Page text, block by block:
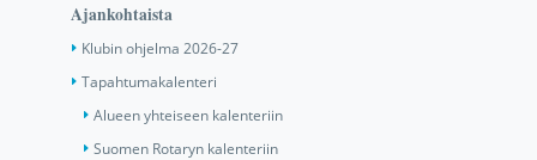
Ajankohtaista
Klubin ohjelma 2026-27
Tapahtumakalenteri
Alueen yhteiseen kalenteriin
Suomen Rotaryn kalenteriin